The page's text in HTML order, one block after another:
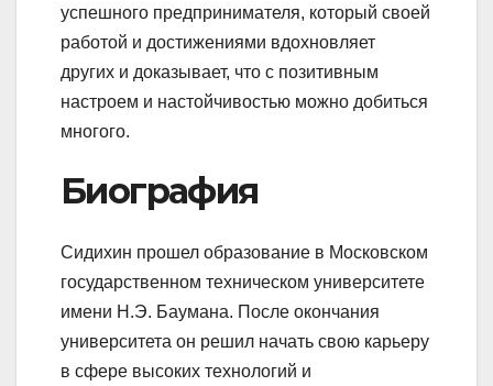
успешного предпринимателя, который своей
работой и достижениями вдохновляет
других и доказывает, что с позитивным
настроем и настойчивостью можно добиться
многого.
Биография
Сидихин прошел образование в Московском
государственном техническом университете
имени Н.Э. Баумана. После окончания
университета он решил начать свою карьеру
в сфере высоких технологий и